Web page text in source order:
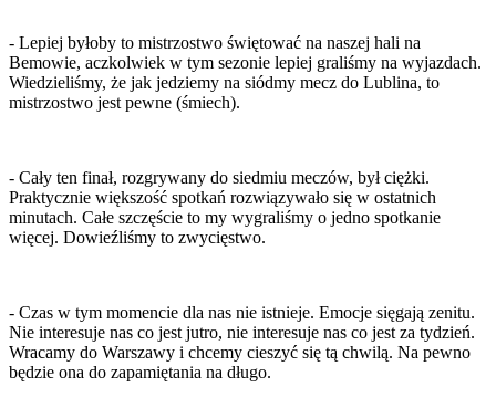
- Lepiej byłoby to mistrzostwo świętować na naszej hali na
Bemowie, aczkolwiek w tym sezonie lepiej graliśmy na wyjazdach.
Wiedzieliśmy, że jak jedziemy na siódmy mecz do Lublina, to
mistrzostwo jest pewne (śmiech).
- Cały ten finał, rozgrywany do siedmiu meczów, był ciężki.
Praktycznie większość spotkań rozwiązywało się w ostatnich
minutach. Całe szczęście to my wygraliśmy o jedno spotkanie
więcej. Dowieźliśmy to zwycięstwo.
- Czas w tym momencie dla nas nie istnieje. Emocje sięgają zenitu.
Nie interesuje nas co jest jutro, nie interesuje nas co jest za tydzień.
Wracamy do Warszawy i chcemy cieszyć się tą chwilą. Na pewno
będzie ona do zapamiętania na długo.